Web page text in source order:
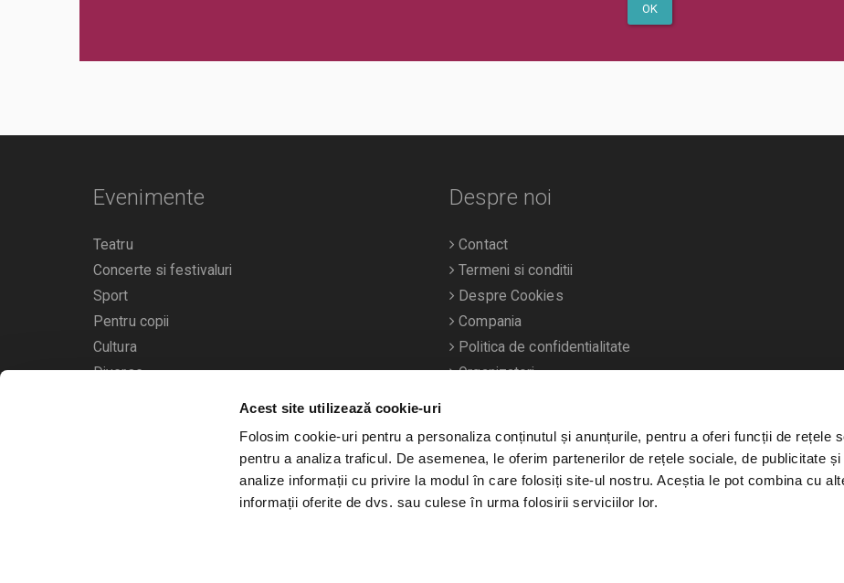
Acest site utilizează cookie-uri
Folosim cookie-uri pentru a personaliza conținutul și anunțurile, pentru a oferi funcții de rețele
pentru a analiza traficul. De asemenea, le oferim partenerilor de rețele sociale, de publicitate și
analize informații cu privire la modul în care folosiți site-ul nostru. Aceștia le pot combina cu
informații oferite de dvs. sau culese în urma folosirii serviciilor lor.
OK
Evenimente
Teatru
Concerte si festivaluri
Sport
Pentru copii
Cultura
Diverse
Calendarul evenimentelor
Despre noi
Contact
Termeni si conditii
Despre Cookies
Compania
Politica de confidentialitate
Organizatori